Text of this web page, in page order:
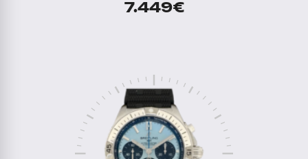
7.449€